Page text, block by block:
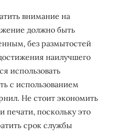
внимание на
должно быть
без размытостей
наилучшего
использовать
с использованием
Не стоит экономить
печати, поскольку это
срок службы